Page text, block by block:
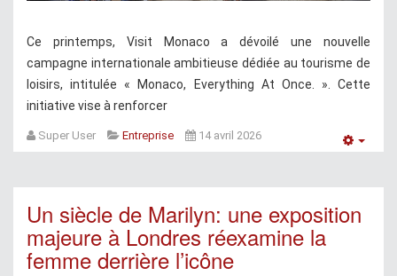
Ce printemps, Visit Monaco a dévoilé une nouvelle
campagne internationale ambitieuse dédiée au tourisme de
loisirs, intitulée « Monaco, Everything At Once. ». Cette
initiative vise à renforcer
Super User Entreprise 14 avril 2026
Un siècle de Marilyn: une exposition
majeure à Londres réexamine la
femme derrière l’icône